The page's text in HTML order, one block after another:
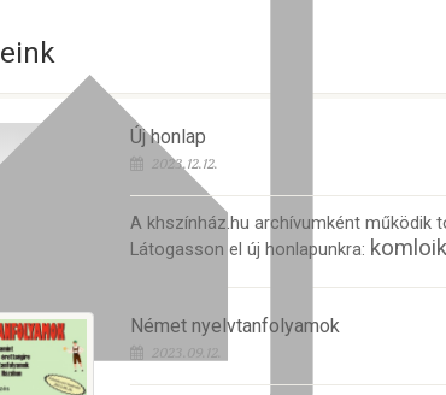
Új honlap
2023.12.12.
A khszínház.hu archívumként működik
Látogasson el új honlapunkra:
Német nyelvtanfolyamok
2023.09.12.